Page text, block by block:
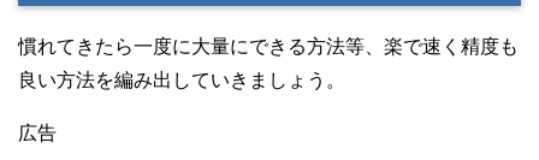
慣れてきたら一度に大量にできる方法等、楽で速く精度も
良い方法を編み出していきましょう。
広告